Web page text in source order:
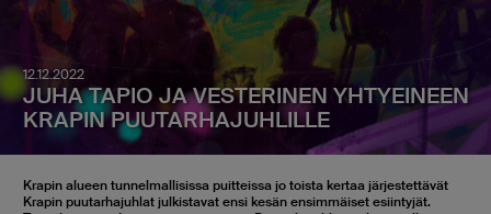
12.12.2022
JUHA TAPIO JA VESTERINEN YHTYEINEEN
KRAPIN PUUTARHAJUHLILLE
Krapin alueen tunnelmallisissa puitteissa jo toista kertaa järjestettävät
Krapin puutarhajuhlat julkistavat ensi kesän ensimmäiset esiintyjät.